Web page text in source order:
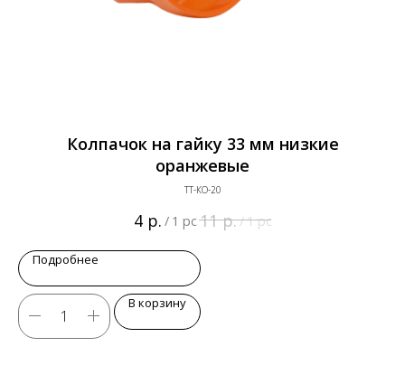
Колпачок на гайку 33 мм низкие
оранжевые
ТТ-КО-20
4 р. / 1 pc11 р./1 pc
Подробнее
В корзину